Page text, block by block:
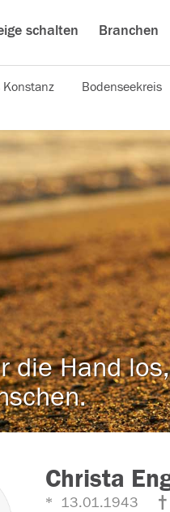
schalten Branchen
Konstanz Bodenseekreis
die Hand los,
Christa
13.01.1943